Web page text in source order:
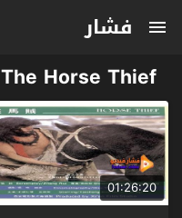
فشار
The Horse Thief
01:26:20